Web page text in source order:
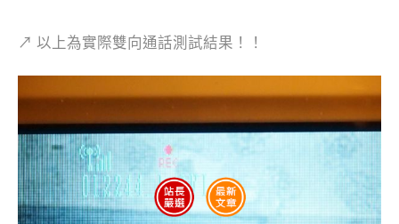
↗ 以上為實際雙向通話測試結果！！